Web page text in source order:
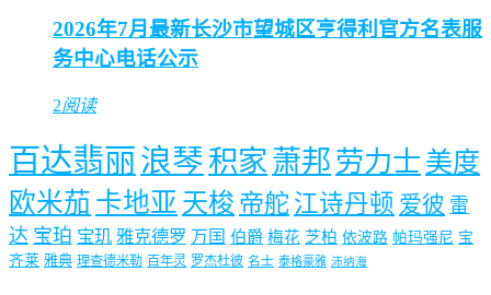
2026年7月最新长沙市望城区亨得利官方名表服
务中心电话公示
2阅读
百达翡丽 浪琴 积家 萧邦 劳力士 美度
欧米茄 卡地亚 天梭 帝舵 江诗丹顿 爱彼 雷
达 宝珀 宝玑 雅克德罗 万国 伯爵 梅花 芝柏 依波路 帕玛强尼 宝
齐莱 雅典 理查德米勒 百年灵 罗杰杜彼 名士 泰格豪雅 沛纳海